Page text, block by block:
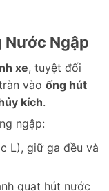
Nước Ngập
xe, tuyệt đối
vào ống hút
kích.
ngập:
L), giữ ga đều và
quạt hút nước